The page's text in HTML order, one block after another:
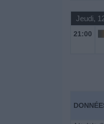
Jeudi,
21:00